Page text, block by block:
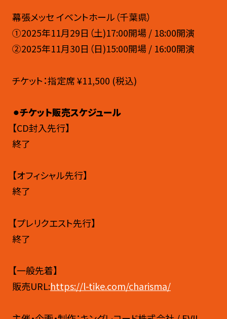
幕張メッセ イベントホール（千葉県）
①2025年11月29日（土)17:00開場 / 18:00開演
②2025年11月30日（日)15:00開場 / 16:00開演
チケット：指定席 ¥11,500 (税込)
⚫︎チケット販売スケジュール
【CD封入先行】
終了
【オフィシャル先行】
終了
【プレリクエスト先行】
終了
【一般先着】
販売URL:https://l-tike.com/charisma/